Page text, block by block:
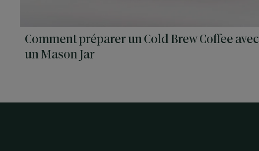
Comment préparer un Cold Brew Coffee avec
un Mason Jar